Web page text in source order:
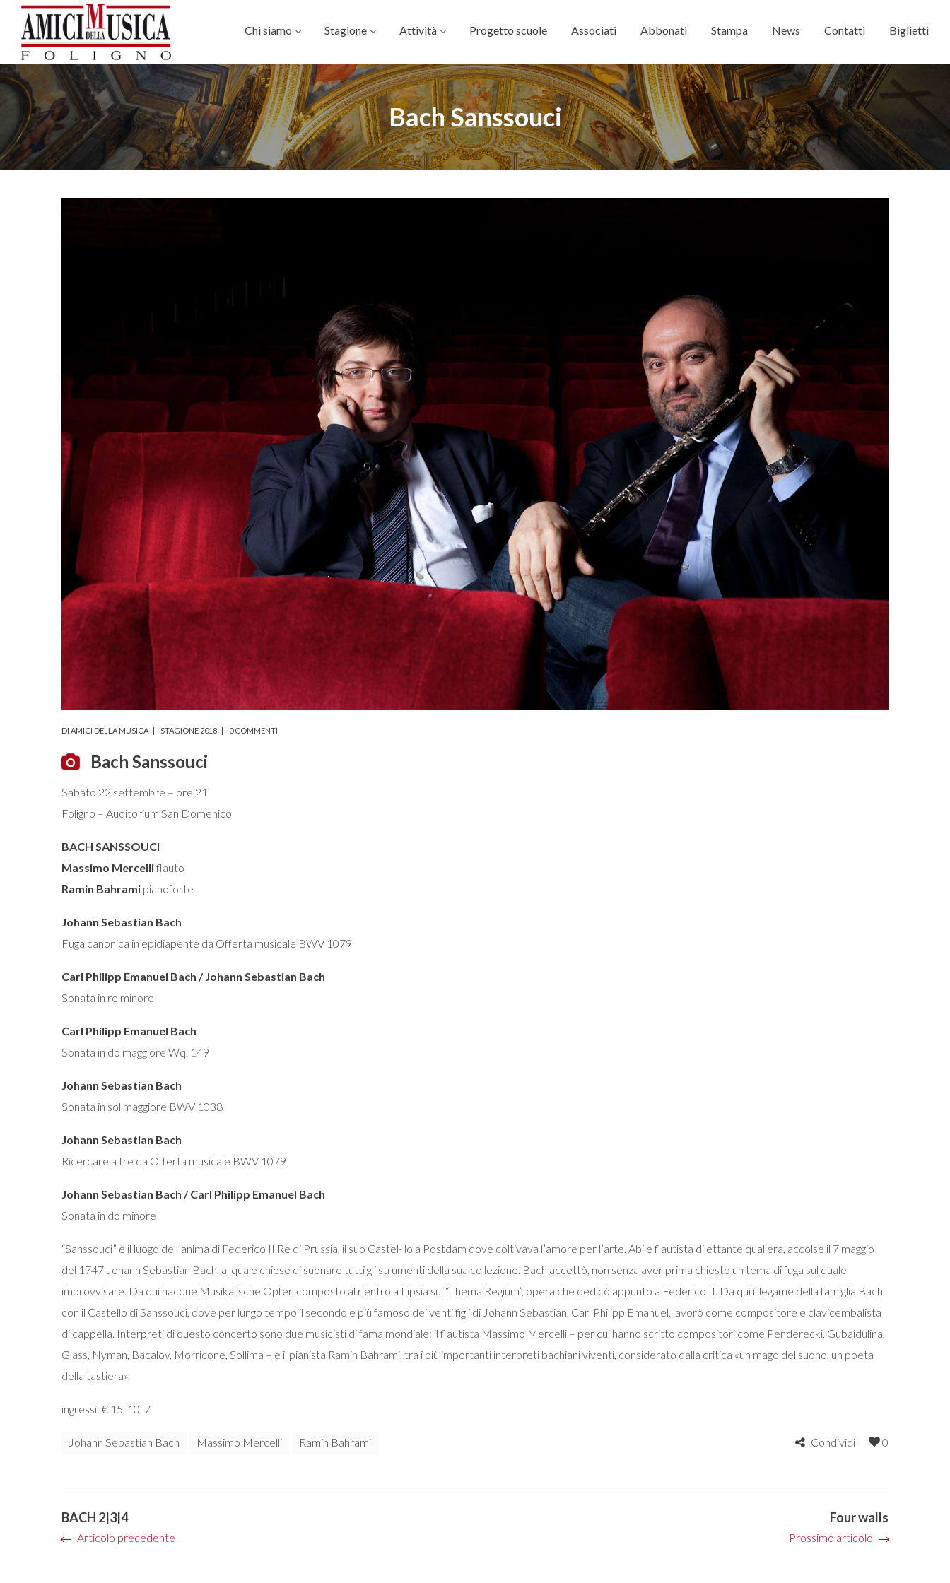
Chi siamo Stagione Attività Progetto scuole Associati Abbonati Stampa News Contatti Biglietti
Bach Sanssouci
DI AMICI DELLA MUSICA STAGIONE 2018 0 COMMENTI
Bach Sanssouci
Sabato 22 settembre – ore 21
Foligno – Auditorium San Domenico
BACH SANSSOUCI
Massimo Mercelliflauto
Ramin Bahrami pianoforte
Johann Sebastian Bach
Fuga canonica in epidiapente da Offerta musicale BWV 1079
Carl Philipp Emanuel Bach / Johann Sebastian Bach
Sonata in re minore
Carl Philipp Emanuel Bach
Sonata in do maggiore Wq. 149
Johann Sebastian Bach
Sonata in sol maggiore BWV 1038
Johann Sebastian Bach
Ricercare a tre da Offerta musicale BWV 1079
Johann Sebastian Bach / Carl Philipp Emanuel Bach
Sonata in do minore
“Sanssouci” è il luogo dell’anima di Federico II Re di Prussia, il suo Castel- lo a Postdam dove coltivava l’amore per l’arte. Abile flautista dilettante qual era, accolse il 7 maggio
del 1747 Johann Sebastian Bach, al quale chiese di suonare tutti gli strumenti della sua collezione. Bach accettò, non senza aver prima chiesto un tema di fuga sul quale
improvvisare. Da qui nacque Musikalische Opfer, composto al rientro a Lipsia sul “Thema Regium”, opera che dedicò appunto a Federico II. Da qui il legame della famiglia Bach
con il Castello di Sanssouci, dove per lungo tempo il secondo e più famoso dei venti figli di Johann Sebastian, Carl Philipp Emanuel, lavorò come compositore e clavicembalista
di cappella. Interpreti di questo concerto sono due musicisti di fama mondiale: il flautista Massimo Mercelli – per cui hanno scritto compositori come Penderecki, Gubaidulina,
Glass, Nyman, Bacalov, Morricone, Sollima – e il pianista Ramin Bahrami, tra i più importanti interpreti bachiani viventi, considerato dalla critica «un mago del suono, un poeta
della tastiera».
ingressi: € 15, 10, 7
Johann Sebastian Bach Massimo Mercelli Ramin Bahrami Condividi 0
BACH 2|3|4
Articolo precedente
Four walls
Prossimo articolo